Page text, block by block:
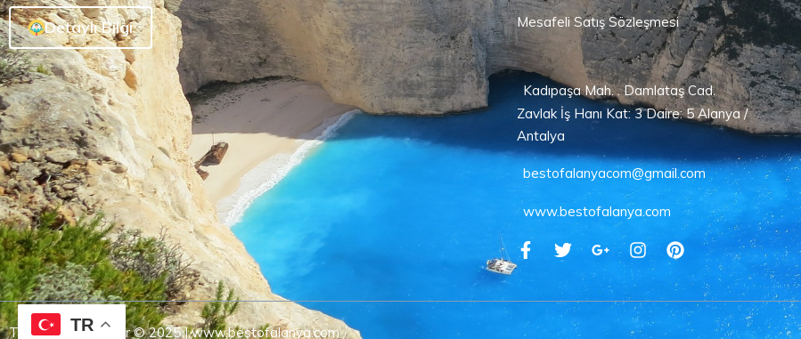
Detaylı Bilgi
Mesafeli Satış Sözleşmesi
Kadıpaşa Mah. . Damlataş Cad.
Zavlak İş Hanı Kat: 3 Daire: 5 Alanya /
Antalya
bestofalanyacom@gmail.com
www.bestofalanya.com
Tüm Hakları Saklıdır © 2025 | www.bestofalanya.com
TR